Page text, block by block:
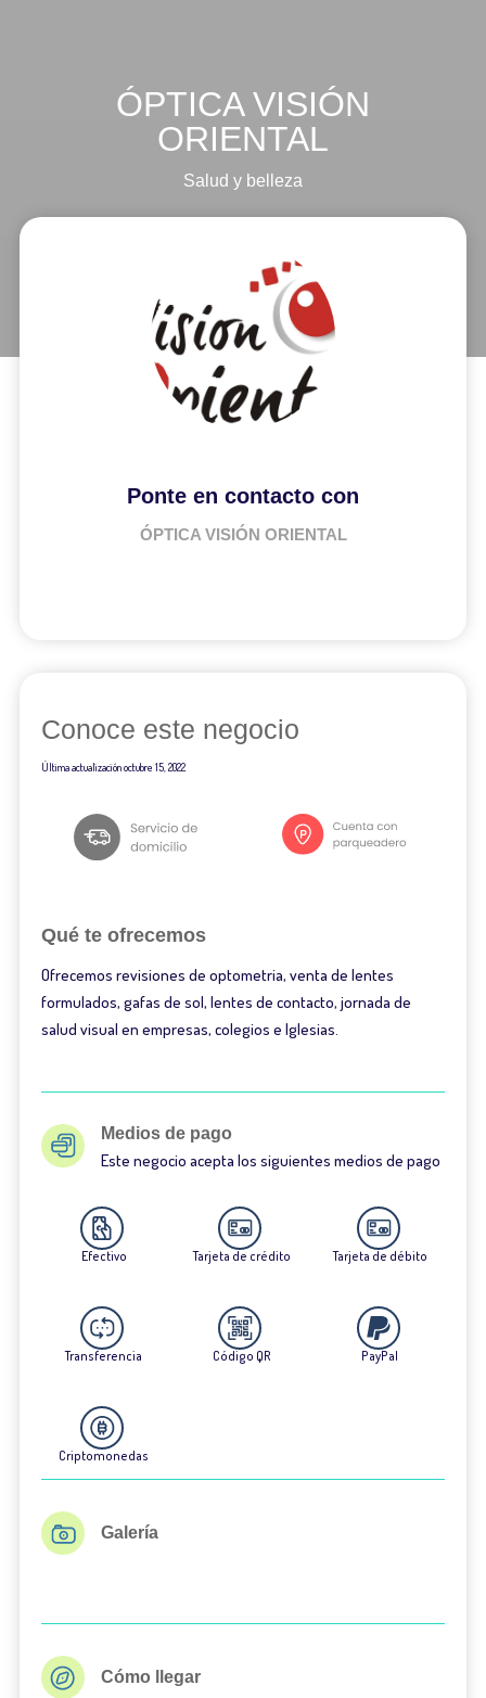
ÓPTICA VISIÓN
ORIENTAL
Salud y belleza
Ponte en contacto con
ÓPTICA VISIÓN ORIENTAL
Conoce este negocio
Última actualizaciónoctubre 15, 2022
Qué te ofrecemos
Ofrecemos revisiones de optometria, venta de lentes
formulados, gafas de sol, lentes de contacto, jornada de
salud visual en empresas, colegios e Iglesias.
Medios de pago
Este negocio acepta los siguientes medios de pago
Efectivo Tarjeta de crédito Tarjeta de débito
Transferencia Código QR PayPal
Criptomonedas
Galería
Cómo llegar